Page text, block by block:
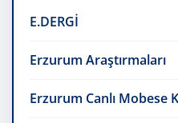
E.DERGİ
Erzurum Araştırmaları
Erzurum Canlı Mobese